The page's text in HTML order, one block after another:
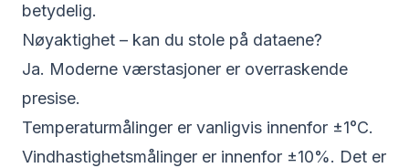
betydelig.
Nøyaktighet – kan du stole på dataene?
Ja. Moderne værstasjoner er overraskende
presise.
Temperaturmålinger er vanligvis innenfor ±1°C.
Vindhastighetsmålinger er innenfor ±10%. Det er